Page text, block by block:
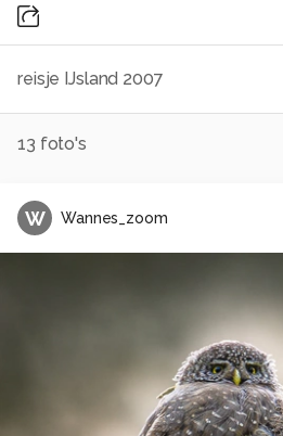
reisje IJsland 2007
13 foto's
W Wannes_zoom